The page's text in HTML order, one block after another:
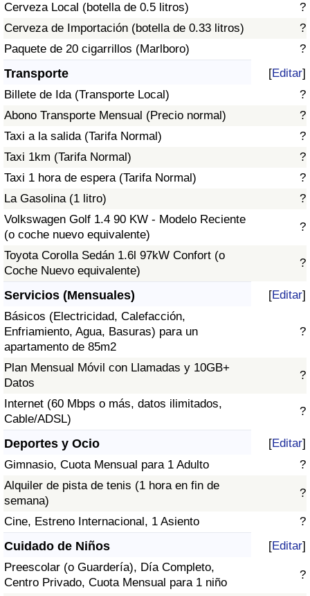
Cerveza Local (botella de 0.5 litros)
?
Cerveza de Importación (botella de 0.33 litros)
?
Paquete de 20 cigarrillos (Marlboro)
?
Transporte [Editar]
Billete de Ida (Transporte Local)
?
Abono Transporte Mensual (Precio normal)
?
Taxi a la salida (Tarifa Normal)
?
Taxi 1km (Tarifa Normal)
?
Taxi 1 hora de espera (Tarifa Normal)
?
La Gasolina (1 litro)
?
Volkswagen Golf 1.4 90 KW - Modelo Reciente
(o coche nuevo equivalente)
?
Toyota Corolla Sedán 1.6l 97kW Confort (o
Coche Nuevo equivalente)
?
Servicios (Mensuales) [Editar]
Básicos (Electricidad, Calefacción,
Enfriamiento, Agua, Basuras) para un
apartamento de 85m2
?
Plan Mensual Móvil con Llamadas y 10GB+
Datos
?
Internet (60 Mbps o más, datos ilimitados,
Cable/ADSL)
?
Deportes y Ocio [Editar]
Gimnasio, Cuota Mensual para 1 Adulto
?
Alquiler de pista de tenis (1 hora en fin de
semana)
?
Cine, Estreno Internacional, 1 Asiento ?
Cuidado de Niños [Editar]
Preescolar (o Guardería), Día Completo,
Centro Privado, Cuota Mensual para 1 niño
?
Índice de Tráfico (Actual)
Índice de Tráfico por País